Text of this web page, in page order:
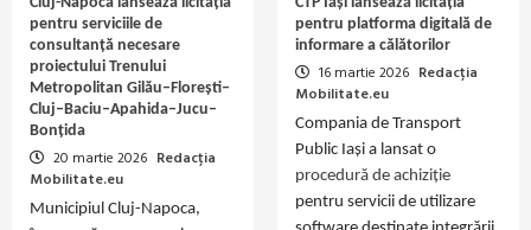
pentru serviciile de
consultanță necesare
proiectului Trenului
Metropolitan Gilău–Florești–
Cluj–Baciu–Apahida–Jucu–
Bonțida
20 martie 2026 Redacția
Mobilitate.eu
Municipiul Cluj-Napoca,
pentru platforma digitală de
informare a călătorilor
16 martie 2026 Redacția
Mobilitate.eu
Compania de Transport
Public Iași a lansat o
procedură de achiziție
pentru servicii de utilizare